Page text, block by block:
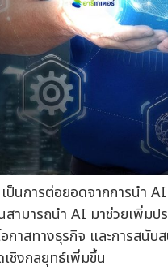
นการต่อยอดจากการนำ
ามารถนำ AI มาช่วยเพิ่มป
อกาสทางธุรกิจ และการสนั
เชิงกลยุทธ์เพิ่มขึ้น